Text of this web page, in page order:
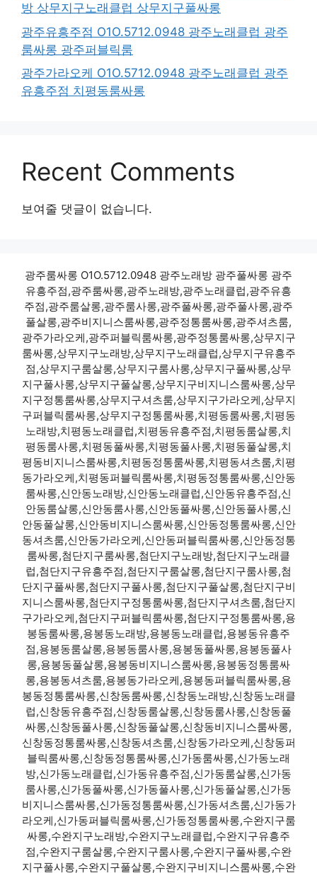
방 상무지구노래클럽 상무지구풀싸롱
광주유흥주점 O1O.5712.0948 광주노래클럽 광주
룸싸롱 광주퍼블릭룸
광주가라오케 O1O.5712.0948 광주노래클럽 광주
유흥주점 치평동룸싸롱
Recent Comments
보여줄 댓글이 없습니다.
광주룸싸롱 O1O.5712.0948 광주노래방 광주풀싸롱 광주
유흥주점,광주룸싸롱,광주노래방,광주노래클럽,광주유흥
주점,광주룸살롱,광주룸사롱,광주풀싸롱,광주풀사롱,광주
풀살롱,광주비지니스룸싸롱,광주정통룸싸롱,광주셔츠룸,
광주가라오케,광주퍼블릭룸싸롱,광주정통룸싸롱,상무지구
룸싸롱,상무지구노래방,상무지구노래클럽,상무지구유흥주
점,상무지구룸살롱,상무지구룸사롱,상무지구풀싸롱,상무
지구풀사롱,상무지구풀살롱,상무지구비지니스룸싸롱,상무
지구정통룸싸롱,상무지구셔츠룸,상무지구가라오케,상무지
구퍼블릭룸싸롱,상무지구정통룸싸롱,치평동룸싸롱,치평동
노래방,치평동노래클럽,치평동유흥주점,치평동룸살롱,치
평동룸사롱,치평동풀싸롱,치평동풀사롱,치평동풀살롱,치
평동비지니스룸싸롱,치평동정통룸싸롱,치평동셔츠룸,치평
동가라오케,치평동퍼블릭룸싸롱,치평동정통룸싸롱,신안동
룸싸롱,신안동노래방,신안동노래클럽,신안동유흥주점,신
안동룸살롱,신안동룸사롱,신안동풀싸롱,신안동풀사롱,신
안동풀살롱,신안동비지니스룸싸롱,신안동정통룸싸롱,신안
동셔츠룸,신안동가라오케,신안동퍼블릭룸싸롱,신안동정통
룸싸롱,첨단지구룸싸롱,첨단지구노래방,첨단지구노래클
럽,첨단지구유흥주점,첨단지구룸살롱,첨단지구룸사롱,첨
단지구풀싸롱,첨단지구풀사롱,첨단지구풀살롱,첨단지구비
지니스룸싸롱,첨단지구정통룸싸롱,첨단지구셔츠룸,첨단지
구가라오케,첨단지구퍼블릭룸싸롱,첨단지구정통룸싸롱,용
봉동룸싸롱,용봉동노래방,용봉동노래클럽,용봉동유흥주
점,용봉동룸살롱,용봉동룸사롱,용봉동풀싸롱,용봉동풀사
롱,용봉동풀살롱,용봉동비지니스룸싸롱,용봉동정통룸싸
롱,용봉동셔츠룸,용봉동가라오케,용봉동퍼블릭룸싸롱,용
봉동정통룸싸롱,신창동룸싸롱,신창동노래방,신창동노래클
럽,신창동유흥주점,신창동룸살롱,신창동룸사롱,신창동풀
싸롱,신창동풀사롱,신창동풀살롱,신창동비지니스룸싸롱,
신창동정통룸싸롱,신창동셔츠룸,신창동가라오케,신창동퍼
블릭룸싸롱,신창동정통룸싸롱,신가동룸싸롱,신가동노래
방,신가동노래클럽,신가동유흥주점,신가동룸살롱,신가동
룸사롱,신가동풀싸롱,신가동풀사롱,신가동풀살롱,신가동
비지니스룸싸롱,신가동정통룸싸롱,신가동셔츠룸,신가동가
라오케,신가동퍼블릭룸싸롱,신가동정통룸싸롱,수완지구룸
싸롱,수완지구노래방,수완지구노래클럽,수완지구유흥주
점,수완지구룸살롱,수완지구룸사롱,수완지구풀싸롱,수완
지구풀사롱,수완지구풀살롱,수완지구비지니스룸싸롱,수완